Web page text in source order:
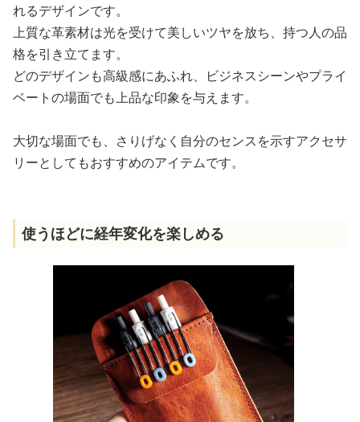
れるデザインです。
上質な革素材は光を受けて美しいツヤを放ち、持つ人の品
格を引き立てます。
どのデザインも高級感にあふれ、ビジネスシーンやプライ
ベートの場面でも上品な印象を与えます。
大切な場面でも、さりげなく自分のセンスを示すアクセサ
リーとしてもおすすめのアイテムです。
使うほどに経年変化を楽しめる